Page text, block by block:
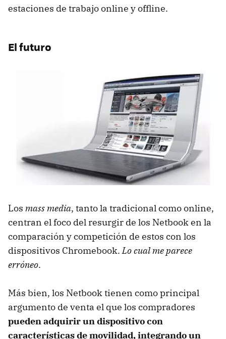
estaciones de trabajo online y offline.
El futuro
Los mass media, tanto la tradicional como online,
centran el foco del resurgir de los Netbook en la
comparación y competición de estos con los
dispositivos Chromebook.Lo cual me parece
erróneo.
Más bien, los Netbook tienen como principal
argumento de venta el que los compradores
pueden adquirir un dispositivo con
características de movilidad, integrando un